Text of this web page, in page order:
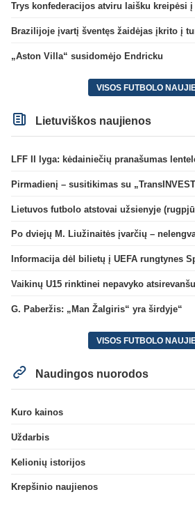
Trys konfederacijos atviru laišku kreipėsi į
„Aston Villa“ susidomėjo Endricku
VISOS FUTBOLO
Lietuviškos naujienos
LFF II lyga: kėdainiečių pranašumas
Pirmadienį – susitikimas su
Lietuvos futbolo atstovai užsienyje
Informacija dėl bilietų į UEFA rungtynes
Vaikinų U15 rinktinei nepavyko
G. Paberžis: „Man Žalgiris“ yra širdyje“
VISOS FUTBOLO
Naudingos nuorodos
Kuro kainos
Uždarbis
Kelionių istorijos
Krepšinio naujienos